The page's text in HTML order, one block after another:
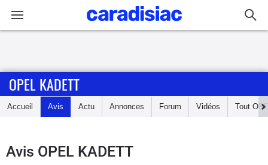
Accueil
Essais
OPEL KADETT
Accueil Avis Actu Annonces Forum Vidéos Tout
Avis OPEL KADETT